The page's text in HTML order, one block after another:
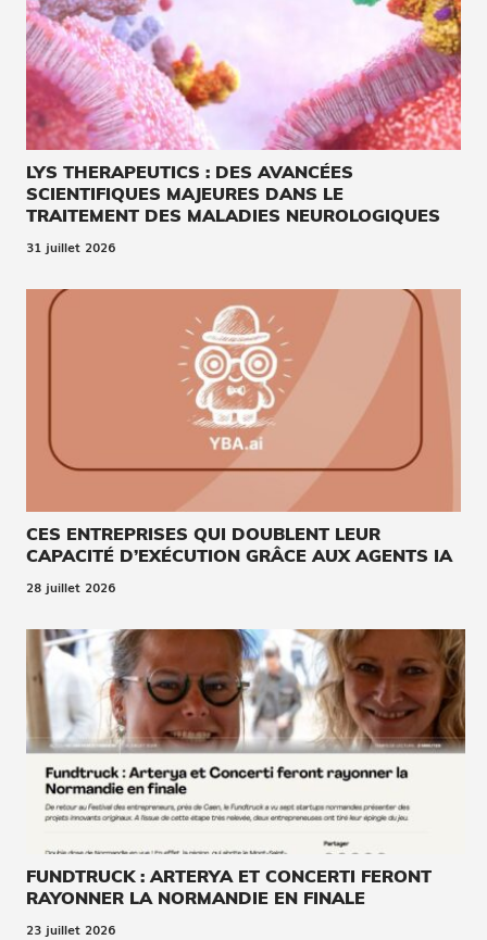
LYS THERAPEUTICS : DES AVANCÉES
SCIENTIFIQUES MAJEURES DANS LE
TRAITEMENT DES MALADIES NEUROLOGIQUES
31 juillet 2026
CES ENTREPRISES QUI DOUBLENT LEUR
CAPACITÉ D’EXÉCUTION GRÂCE AUX AGENTS IA
28 juillet 2026
FUNDTRUCK : ARTERYA ET CONCERTI FERONT
RAYONNER LA NORMANDIE EN FINALE
23 juillet 2026